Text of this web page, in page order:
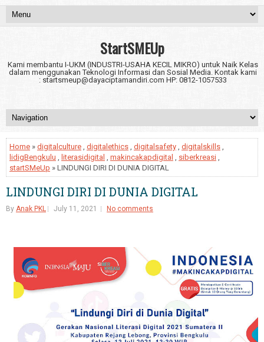
StartSMEUp
Kami membantu I-UKM (INDUSTRI-USAHA KECIL MIKRO) untuk Naik Kelas
dalam menggunakan Teknologi Informasi dan Sosial Media. Kontak kami
: startsmeup@dayaciptamandiri.com HP: 0812-1057533
Home » digitalculture , digitalethics , digitalsafety , digitalskills ,
lidigBengkulu , literasidigital , makincakapdigital , siberkreasi ,
startSMeUp » LINDUNGI DIRI DI DUNIA DIGITAL
LINDUNGI DIRI DI DUNIA DIGITAL
By Anak PKL July 11, 2021 No comments